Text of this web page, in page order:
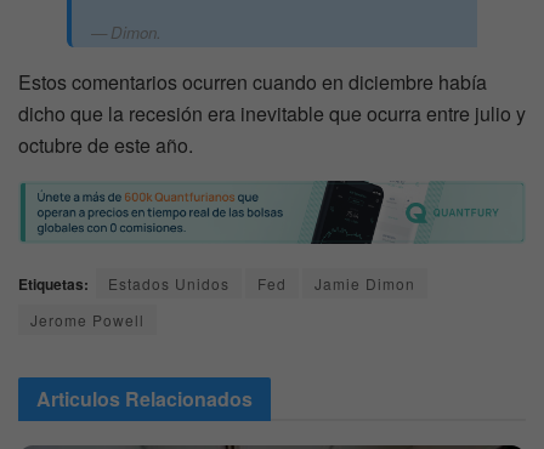
Dimon.
Estos comentarios ocurren cuando en diciembre había
dicho que la recesión era inevitable que ocurra entre julio y
octubre de este año.
Etiquetas: Estados Unidos Fed
Jamie Dimon
Jerome Powell
Articulos Relacionados